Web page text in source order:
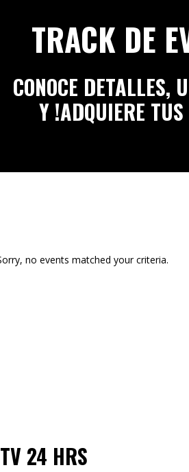
TRACK DE
CONOCE DETALLES,
Y !ADQUIERE TUS
no events matched your criteria.
TV 24 HRS